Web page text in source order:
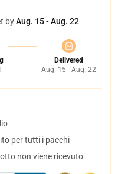
byAug. 15 - Aug. 22
Delivered
Aug. 15 - Aug. 22
per tutti i pacchi
non viene ricevuto